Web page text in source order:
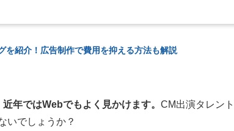
を紹介！広告制作で費用を抑える方法も解説
年ではWebでもよく見かけます。 CM出演タレン
いでしょうか？